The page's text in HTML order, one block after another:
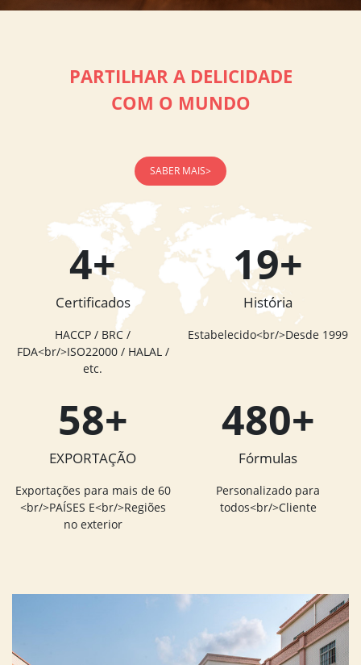
PARTILHAR A DELICIDADE
COM O MUNDO
SABER MAIS>
4+
Certificados
HACCP / BRC /
FDA<br/>ISO22000 / HALAL /
etc.
20+
História
Estabelecido<br/>Desde 1999
60+
EXPORTAÇÃO
Exportações para mais de 60
<br/>PAÍSES E<br/>Regiões
no exterior
500+
Fórmulas
Personalizado para
todos<br/>Cliente